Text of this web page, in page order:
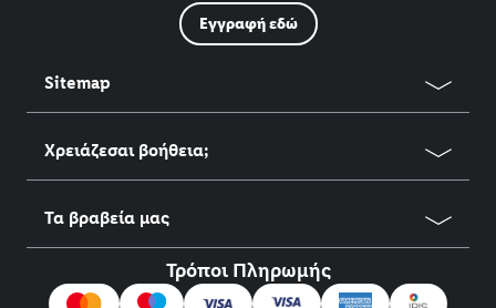
Εγγραφή εδώ
Sitemap
Χρειάζεσαι βοήθεια;
Τα βραβεία μας
Τρόποι Πληρωμής